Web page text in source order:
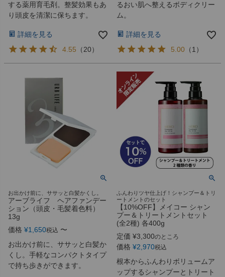
する薬用育毛剤。整髪効果もあ
り頭皮を清潔に保ちます。
詳細を見る
4.55 （20）
るおい肌へ整えるボディクリー
ム。
詳細を見る
5.00 （1）
お出かけ前に、ササッと白髪かくし。
アーブライフ ヘアファンデー
ション（頭皮・毛髪着色料）
13g
価格 ¥1,650税込 〜
お出かけ前に、ササッと白髪か
くし。手軽なコンパクトタイプ
で持ち歩きができます。
ふんわりツヤ仕上げ！シャンプー＆トリ
ートメントのセット
【10%OFF】メイコー シャン
プー＆トリートメントセット
(全2種) 各400g
定価 ¥3,300のところ
価格 ¥2,970税込
根本からふんわりボリュームア
ップするシャンプーとトリート